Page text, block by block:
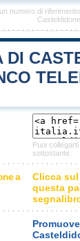
numero di
Casteldidone
DI
Puoi
sottostante.
a
Clicca
questa